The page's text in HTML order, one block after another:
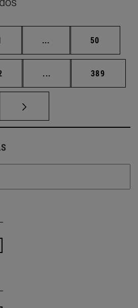
... Páginas intermedias
Página
50
... Páginas intermedias
Página
389